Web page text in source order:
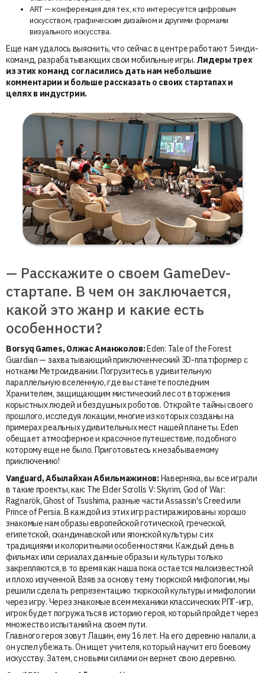
ART — конференция для тех, кто интересуется цифровым
искусством, графическим дизайном и другими формами
визуального искусства.
Еще нам удалось выяснить, что сейчас в центре работают 5 инди-
команд, разрабатывающих свои мобильные игры. Лидеры трех
из этих команд согласились дать нам небольшие
комментарии и больше рассказать о своих стартапах и
целях в индустрии.
— Расскажите о своем GameDev-
стартапе. В чем он заключается,
какой это жанр и какие есть
особенности?
Borsyq Games, Олжас Аманжолов:Eden: Tale of the Forest
Guardian — захватывающий приключенческий 3D-платформер с
нотками Метроидвании. Погрузитесь в удивительную
параллельную вселенную, где вы станете последним
Хранителем, защищающим мистический лес от вторжения
корыстных людей и бездушных роботов. Откройте тайны своего
прошлого, исследуя локации, многие из которых созданы на
примерах реальных удивительных мест нашей планеты. Eden
обещает атмосферное и красочное путешествие, подобного
которому еще не было. Приготовьтесь к незабываемому
приключению!
Vanguard, АбылайханАбильмажинов:Наверняка, вы все играли
в такие проекты, как: The Elder Scrolls V: Skyrim, God of War:
Ragnarök, Ghost of Tsushima, разные части Assassin's Creed или
Prince of Persia. В каждой из этих игр растиражированы хорошо
знакомые нам образы европейской готической, греческой,
египетской, скандинавской или японской культуры с их
традициями и колоритными особенностями. Каждый день в
фильмах или сериалах данные образы и культуры только
закрепляются, в то время как наша пока остается малоизвестной
и плохо изученной. Взяв за основу тему тюркской мифологии, мы
решили сделать репрезентацию тюркской культуры и мифологии
через игру. Через знакомые всем механики классических РПГ-игр,
игрок будет погружаться в историю героя, который пройдет через
множество испытаний на своем пути.
Главного героя зовут Лашин, ему 16 лет. На его деревню напали, а
он успел убежать. Он ищет учителя, который научит его боевому
искусству. Затем, с новыми силами он вернет свою деревню.